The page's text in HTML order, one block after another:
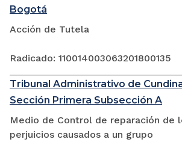
Bogotá
Acción de Tutela
Radicado: 110014003063201800135
Tribunal Administrativo de
Sección Primera Subsección A
Medio de Control de reparación de
perjuicios causados a un grupo